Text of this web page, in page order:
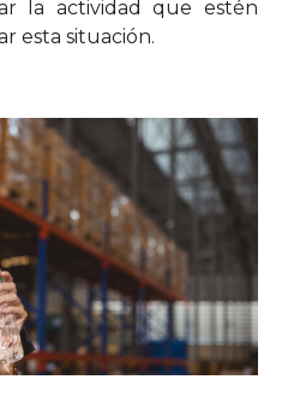
la actividad que estén
esta situación.